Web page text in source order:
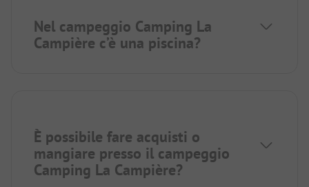
Nel campeggio Camping La
Campière c’è una piscina?
È possibile fare acquisti o
mangiare presso il campeggio
Camping La Campière?